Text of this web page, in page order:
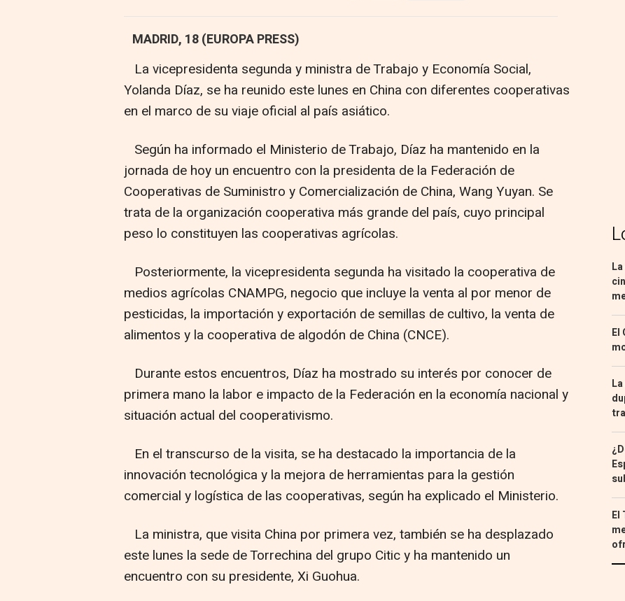
MADRID, 18 (EUROPA PRESS)
La vicepresidenta segunda y ministra de Trabajo y Economía Social,
Yolanda Díaz, se ha reunido este lunes en China con diferentes cooperativas
en el marco de su viaje oficial al país asiático.
Según ha informado el Ministerio de Trabajo, Díaz ha mantenido en la
jornada de hoy un encuentro con la presidenta de la Federación de
Cooperativas de Suministro y Comercialización de China, Wang Yuyan. Se
trata de la organización cooperativa más grande del país, cuyo principal
peso lo constituyen las cooperativas agrícolas.
Posteriormente, la vicepresidenta segunda ha visitado la cooperativa de
medios agrícolas CNAMPG, negocio que incluye la venta al por menor de
pesticidas, la importación y exportación de semillas de cultivo, la venta de
alimentos y la cooperativa de algodón de China (CNCE).
Durante estos encuentros, Díaz ha mostrado su interés por conocer de
primera mano la labor e impacto de la Federación en la economía nacional y
situación actual del cooperativismo.
En el transcurso de la visita, se ha destacado la importancia de la
innovación tecnológica y la mejora de herramientas para la gestión
comercial y logística de las cooperativas, según ha explicado el Ministerio.
La ministra, que visita China por primera vez, también se ha desplazado
este lunes la sede de Torrechina del grupo Citic y ha mantenido un
encuentro con su presidente, Xi Guohua.
El
El